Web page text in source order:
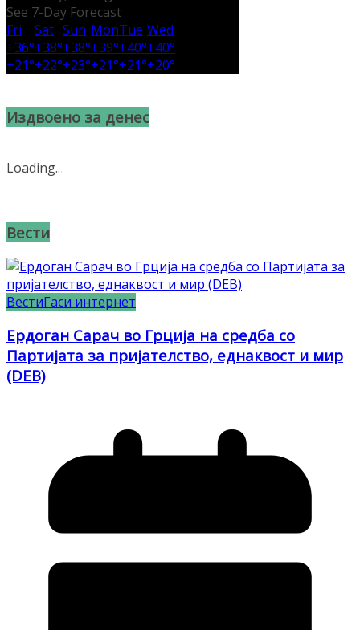
See 7-Day Forecast
Fri
Sat Sun MonTue Wed
+36°+38°+38°+39°+40°+40°
+21°+22°+23°+21°+21°+20°
Издвоено за денес
Loading...
Вести
ВестиГаси интернет
Ердоган Сарач во Грција на средба со
Партијата за пријателство, еднаквост и мир
(DEB)